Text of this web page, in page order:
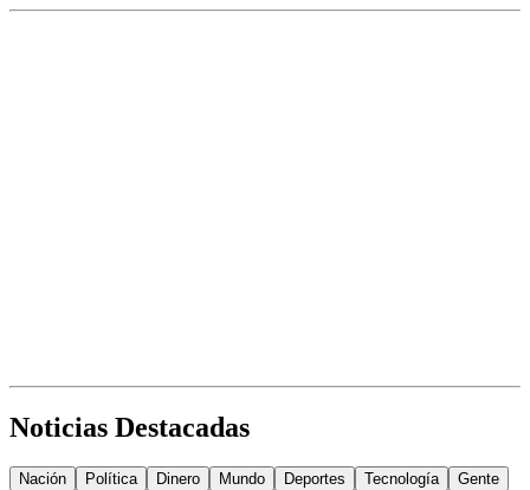
Noticias Destacadas
Nación Política Dinero Mundo Deportes Tecnología Gente